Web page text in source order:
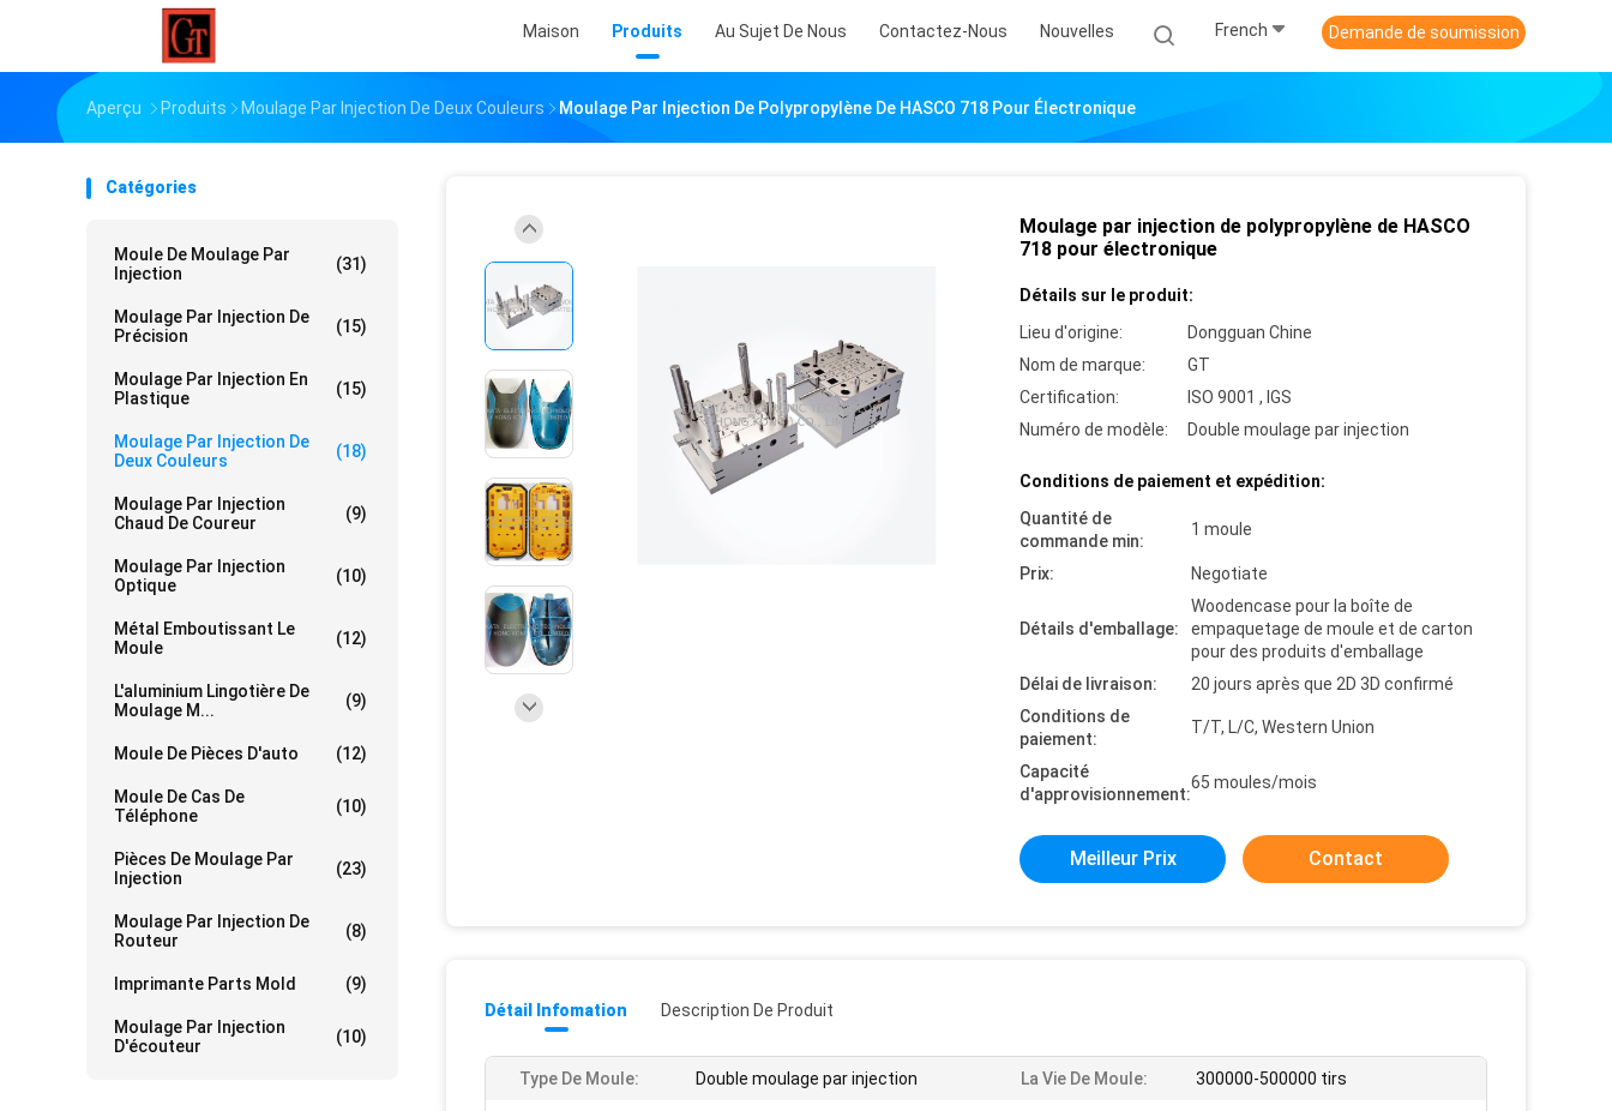
Maison Produits Au Sujet De Nous Contactez-Nous Nouvelles French Demande de soumission
Aperçu Produits Moulage Par Injection De Deux Couleurs Moulage Par Injection De Polypropylène De HASCO 718 Pour Électronique
Catégories
Moule De Moulage Par
Injection
(31)
Moulage Par Injection De
Précision
(15)
Moulage Par Injection En
Plastique
(15)
Moulage Par Injection De
Deux Couleurs
(18)
Moulage Par Injection
Chaud De Coureur
(9)
Moulage Par Injection
Optique
(10)
Métal Emboutissant Le
Moule
(12)
L'aluminium Lingotière De
Moulage M...
(9)
Moule De Pièces D'auto (12)
Moule De Cas De
Téléphone
(10)
Pièces De Moulage Par
Injection
(23)
Moulage Par Injection De
Routeur
(8)
Imprimante Parts Mold (9)
Moulage Par Injection
D'écouteur
(10)
Moulage par injection de polypropylène de HASCO
718 pour électronique
Détails sur le produit:
Lieu d'origine:
Dongguan Chine
Nom de marque:
GT
Certification:
ISO 9001 , IGS
Numéro de modèle:
Double moulage par injection
Conditions de paiement et expédition:
Quantité de
commande min:
1 moule
Prix: Negotiate
Détails d'emballage:
Woodencase pour la boîte de
empaquetage de moule et de carton
pour des produits d'emballage
Délai de livraison:
20 jours après que 2D 3D confirmé
Conditions de
paiement:
T/T, L/C, Western Union
Capacité
d'approvisionnement:
65 moules/mois
Meilleur Prix Contact
Détail Infomation Description De Produit
Type De Moule: Double moulage par injection La Vie De Moule: 300000-500000 tirs